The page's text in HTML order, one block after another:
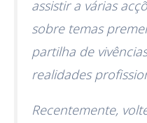
assistir a várias
sobre temas
partilha de
realidades
Recentemente,